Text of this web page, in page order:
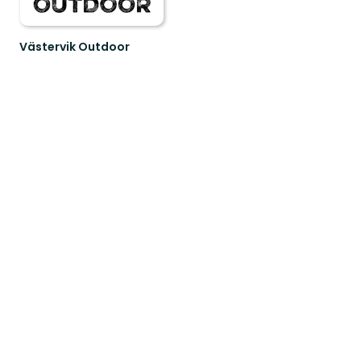
Västervik Outdoor